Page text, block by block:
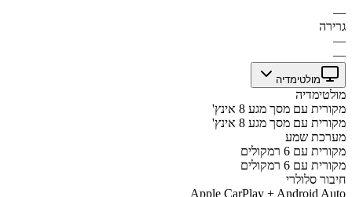
—
גרירה
—
—
מולטימדיה
מולטימדיה
מקורית עם מסך מגע 8 אינץ'
מקורית עם מסך מגע 8 אינץ'
מערכת שמע
מקורית עם 6 רמקולים
מקורית עם 6 רמקולים
חיבור סלולרי
Apple CarPlay + Android Auto